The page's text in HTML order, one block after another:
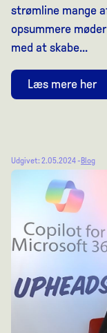
strømline mange
opsummere
med at skabe...
Læs mere her
Udgivet: 2.05.2024 - Blog